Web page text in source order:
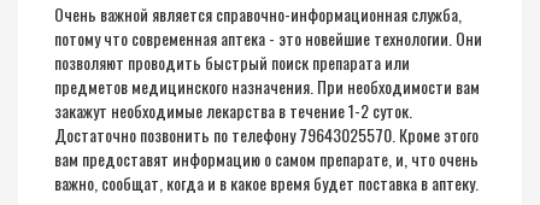
Очень важной является справочно-информационная служба,
потому что современная аптека - это новейшие технологии. Они
позволяют проводить быстрый поиск препарата или
предметов медицинского назначения. При необходимости вам
закажут необходимые лекарства в течение 1-2 суток.
Достаточно позвонить по телефону 79643025570. Кроме этого
вам предоставят информацию о самом препарате, и, что очень
важно, сообщат, когда и в какое время будет поставка в аптеку.